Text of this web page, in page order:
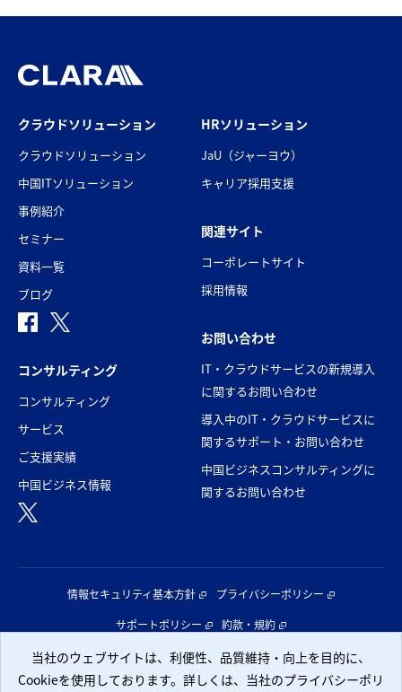
クラウドソリューション
クラウドソリューション
中国ITソリューション
事例紹介
セミナー
資料一覧
ブログ
コンサルティング
コンサルティング
サービス
ご支援実績
中国ビジネス情報
HRソリューション
JaU（ジャーヨウ）
キャリア採用支援
関連サイト
コーポレートサイト
採用情報
お問い合わせ
IT・クラウドサービスの新規導入
に関するお問い合わせ
導入中のIT・クラウドサービスに
関するサポート・お問い合わせ
中国ビジネスコンサルティングに
関するお問い合わせ
情報セキュリティ基本方針
プライバシーポリシー
サポートポリシー
約款・規約
© CLARA, Inc.
当社のウェブサイトは、利便性、品質維持・向上を目的に、
Cookieを使用しております。詳しくは、当社のプライバシーポリ
当社のウェブサイトは、利便性、品質維持・向上を目的に、
Cookieを使用しております。詳しくは、当社のプライバシーポリ